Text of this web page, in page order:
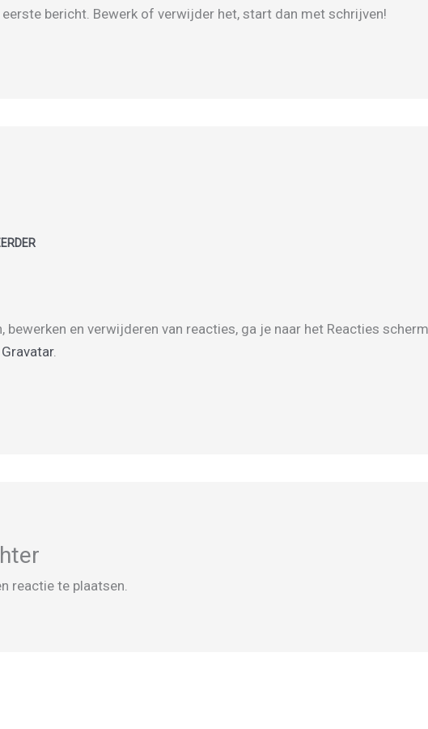
bericht. Bewerk of verwijder het, start dan met schrijven!
bewerken en verwijderen van reacties, ga je naar het Reacties
Gravatar.
reactie te plaatsen.